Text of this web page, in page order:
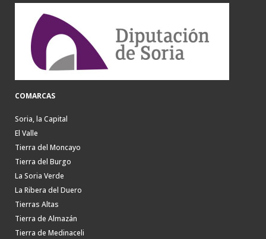
COMARCAS
Soria, la Capital
El Valle
Tierra del Moncayo
Tierra del Burgo
La Soria Verde
La Ribera del Duero
Tierras Altas
Tierra de Almazán
Tierra de Medinaceli